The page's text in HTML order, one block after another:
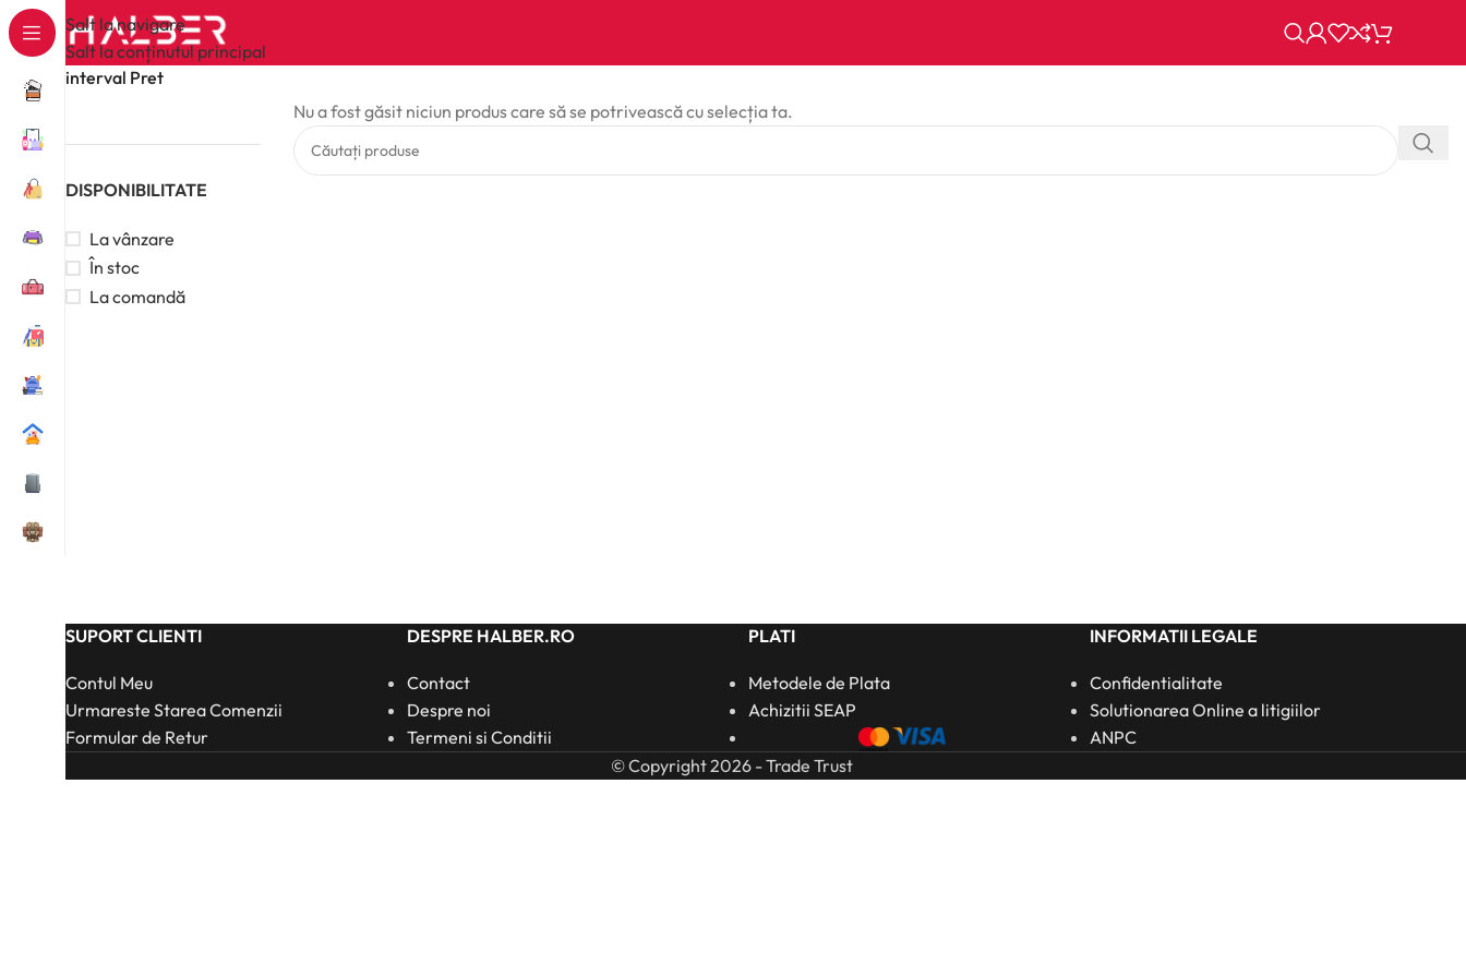
Salt la navigare
Salt la conținutul principal
interval Pret
DISPONIBILITATE
La vânzare
În stoc
La comandă
Nu a fost găsit niciun produs care să se potrivească cu selecția ta.
SUPORT CLIENTI
Contul Meu
Urmareste Starea Comenzii
Formular de Retur
DESPRE HALBER.RO
Contact
Despre noi
Termeni si Conditii
PLATI
Metodele de Plata
Achizitii SEAP
INFORMATII LEGALE
Confidentialitate
Solutionarea Online a litigiilor
ANPC
© Copyright 2026 - Trade Trust